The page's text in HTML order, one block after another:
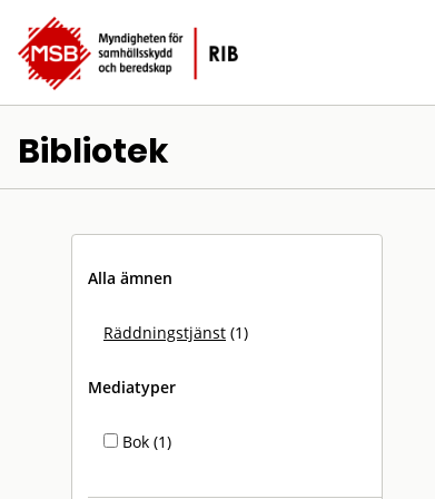
Bibliotek
Alla ämnen
Räddningstjänst (1)
Mediatyper
Bok (1)